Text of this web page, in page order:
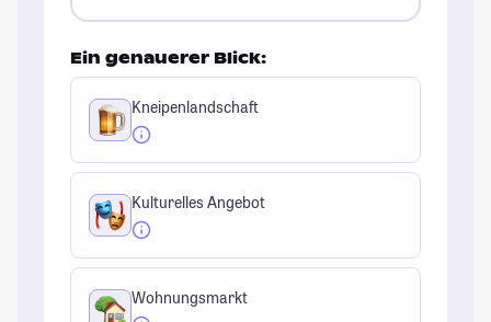
Ein genauerer Blick:
Kneipenlandschaft
Kulturelles Angebot
Wohnungsmarkt